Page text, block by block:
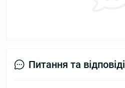
Питання та відповіді